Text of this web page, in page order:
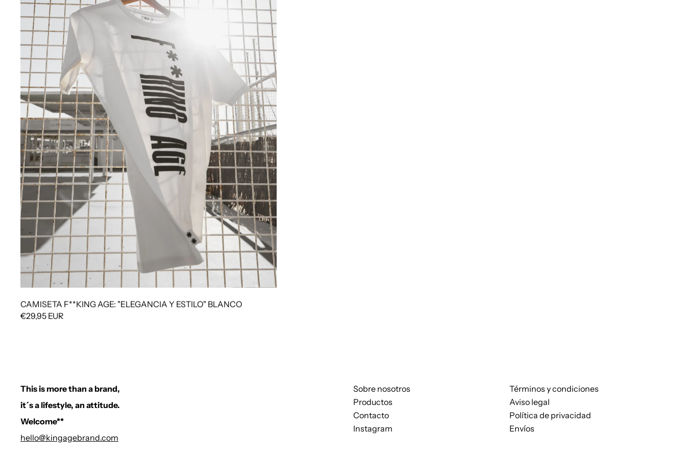
CAMISETA F**KING AGE: "ELEGANCIA Y ESTILO" BLANCO
€29,95 EUR
This is more than a brand,
it´s a lifestyle, an attitude.
Welcome**
hello@kingagebrand.com
Sobre nosotros
Productos
Contacto
Instagram
Términos y condiciones
Aviso legal
Política de privacidad
Envíos